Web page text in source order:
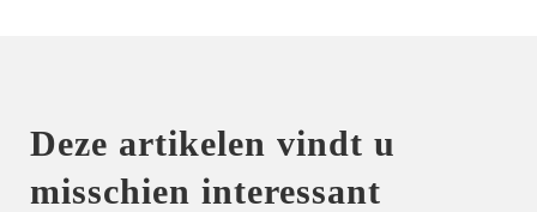
Deze artikelen vindt u
misschien interessant